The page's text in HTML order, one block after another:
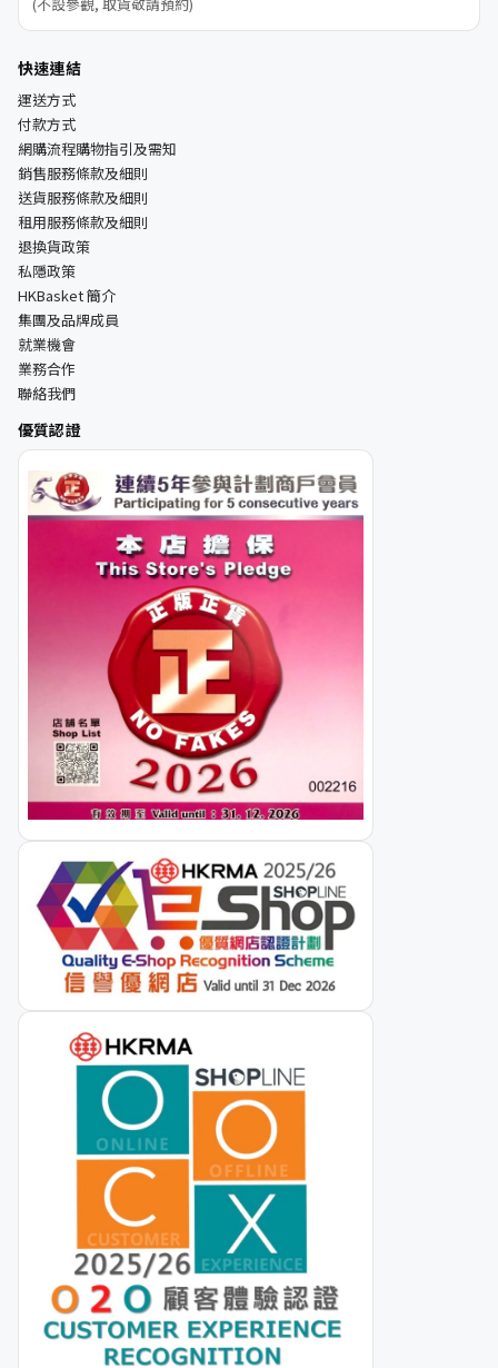
快速連結
運送方式
付款方式
網購流程購物指引及需知
銷售服務條款及細則
送貨服務條款及細則
租用服務條款及細則
退換貨政策
私隱政策
HKBasket 簡介
集團及品牌成員
就業機會
業務合作
聯絡我們
優質認證